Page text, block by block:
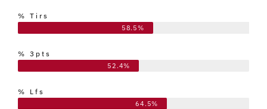
% Tirs
58.5%
% 3pts
52.4%
% Lfs
64.5%